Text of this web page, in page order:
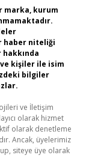
marka, kurum
haber niteliği
kişiler ile isim
bilgiler
ve İletişim
olarak hizmet
olarak denetleme
Ancak, üyelerimiz
siteye üye olarak